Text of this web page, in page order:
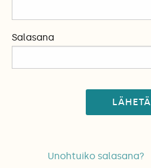
Salasana
LÄHETÄ
Unohtuiko salasana?